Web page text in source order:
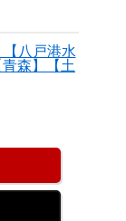
八戸港水
森】【土